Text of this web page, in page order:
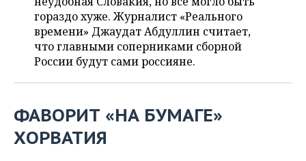
НЕФТЬ
ОПК
ЭНЕРГЕТИКА
РОЗНИЧНАЯ ТОРГОВЛЯ
ТРАНСПОРТ
НОВОСТИ ТЕХНОЛОГИЙ
ТЕЛЕКОММУНИКАЦИИ
МЕРОПРИЯТИЯ
НОВОСТИ МЕРОПРИЯТИЙ
БИЗНЕС-БРАНЧИ
ONLINE-КОНФЕРЕНЦИИ
СПОРТ
ФУТБОЛ
ХОККЕЙ
НОВОСТИ ОБЩЕСТВА
ВЛАСТЬ
ФОТОГАЛЕРЕЯ
СЮЖЕТЫ
гораздо хуже. Журналист «Реального
времени» Джаудат Абдуллин считает,
что главными соперниками сборной
России будут сами россияне.
ФАВОРИТ «НА БУМАГЕ»
ХОРВАТИЯ